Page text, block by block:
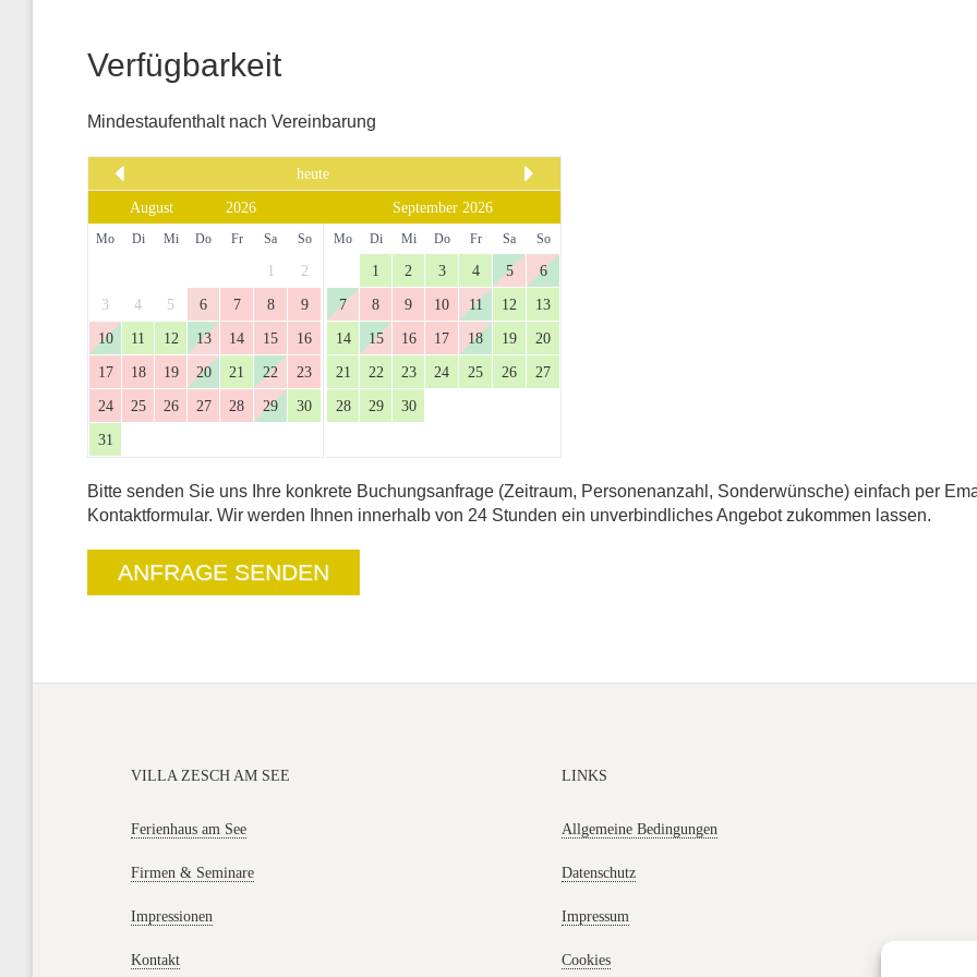
Verfügbarkeit
Mindestaufenthalt nach Vereinbarung
heute
Mo Di Mi Do Fr Sa So
1
2
3
4 5 6 7 8
9
10
11 12 13 14 15
16
17
18 19 20 21 22
23
24
25 26 27 28 29
30
31
September 2026
Mo Di Mi Do Fr Sa So
1 2 3 4 5
6
7
8 9 10 11 12
13
14
15 16 17 18 19
20
21
22 23 24 25 26
27
28
29 30
Bitte senden Sie uns Ihre konkrete Buchungsanfrage (Zeitraum, Personenanzahl, Sonderwünsche) einfach per
Kontaktformular. Wir werden Ihnen innerhalb von 24 Stunden ein unverbindliches Angebot zukommen lassen.
ANFRAGE SENDEN
VILLA ZESCH AM SEE
Ferienhaus am See
Firmen & Seminare
Impressionen
Kontakt
LINKS
Allgemeine Bedingungen
Datenschutz
Impressum
Cookies